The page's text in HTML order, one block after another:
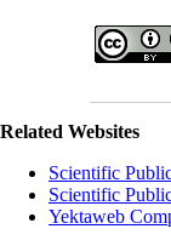
Related Websites
Scientific
Scientific
Yektaweb